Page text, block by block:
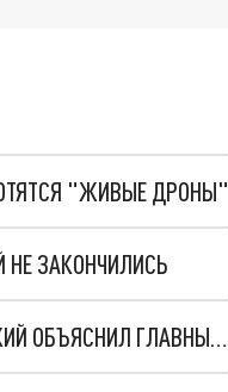
"ЖИВЫЕ ДРОНЫ"
ЗАКОНЧИЛИСЬ
"МЫ ВАС ЗАСТАВИМ": ЖУТКИЕ ДЕТАЛИ ОХОТЫ НА ГЕНЕРАЛА. ЗЕЛЕНСКИЙ ОБЪЯСНИЛ ГЛАВНЫЙ СМЫСЛ ТЕРАКТА В ЦЕНТРЕ МОСКВЫ